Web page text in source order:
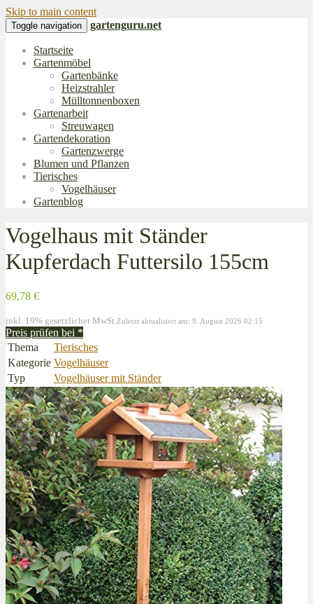
Skip to main content
Toggle navigation gartenguru.net
Startseite
Gartenmöbel
Gartenbänke
Heizstrahler
Mülltonnenboxen
Gartenarbeit
Streuwagen
Gartendekoration
Gartenzwerge
Blumen und Pflanzen
Tierisches
Vogelhäuser
Gartenblog
Vogelhaus mit Ständer
Kupferdach Futtersilo 155cm
69,78 €
inkl. 19% gesetzlicher MwSt. Zuletzt aktualisiert am: 9. August 2026 02:15
Preis prüfen bei *
Thema
Tierisches
Kategorie Vogelhäuser
Typ
Vogelhäuser mit Ständer